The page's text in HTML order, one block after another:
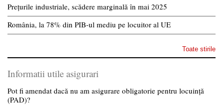
Prețurile industriale, scădere marginală în mai 2025
România, la 78% din PIB-ul mediu pe locuitor al UE
Toate stirile
Informatii utile asigurari
Pot fi amendat dacă nu am asigurare obligatorie pentru locuință
(PAD)?